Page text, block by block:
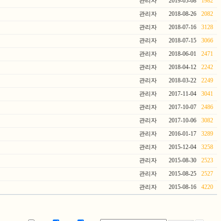
관리자 2018-08-26
2082
관리자 2018-07-16
3128
관리자 2018-07-15
3066
관리자 2018-06-01
2471
관리자 2018-04-12
2242
관리자 2018-03-22
2249
관리자 2017-11-04
3041
관리자 2017-10-07
2486
관리자 2017-10-06
3082
관리자 2016-01-17
3289
관리자 2015-12-04
3258
관리자 2015-08-30
2523
관리자 2015-08-25
2527
관리자 2015-08-16 4220